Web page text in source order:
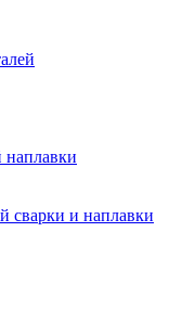
наплавки
сварки и наплавки